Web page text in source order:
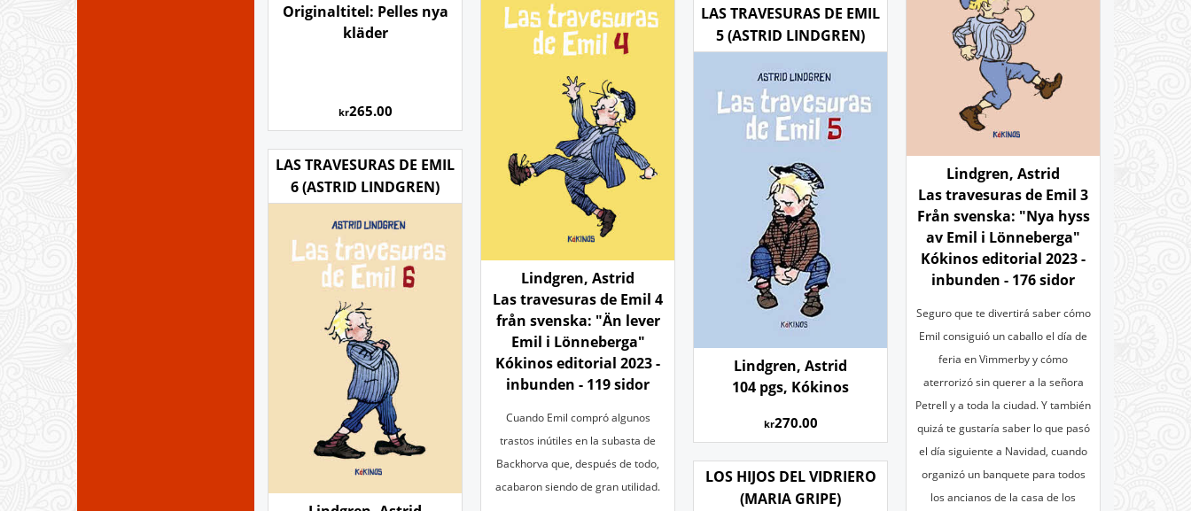
Originaltitel: Pelles nya
kläder
kr265.00
Lindgren, Astrid
Las travesuras de Emil 3
Från svenska: "Nya hyss
av Emil i Lönneberga"
Kókinos editorial 2023 -
inbunden - 176 sidor
Seguro que te divertirá saber cómo
Emil consiguió un caballo el día de
feria en Vimmerby y cómo
aterrorizó sin querer a la señora
Petrell y a toda la ciudad. Y también
quizá te gustaría saber lo que pasó
el día siguiente a Navidad, cuando
organizó un banquete para todos
los ancianos de la casa de los
Lindgren, Astrid
Las travesuras de Emil 4
från svenska: "Än lever
Emil i Lönneberga"
Kókinos editorial 2023 -
inbunden - 119 sidor
Cuando Emil compró algunos
trastos inútiles en la subasta de
Backhorva que, después de todo,
acabaron siendo de gran utilidad.
LAS TRAVESURAS DE EMIL
5 (ASTRID LINDGREN)
Lindgren, Astrid
104 pgs, Kókinos
kr270.00
LAS TRAVESURAS DE EMIL
6 (ASTRID LINDGREN)
LOS HIJOS DEL VIDRIERO
(MARIA GRIPE)